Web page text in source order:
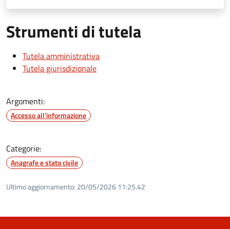
Strumenti di tutela
Tutela amministrativa
Tutela giurisdizionale
Argomenti:
Accesso all'informazione
Categorie:
Anagrafe e stato civile
Ultimo aggiornamento: 20/05/2026 11:25.42